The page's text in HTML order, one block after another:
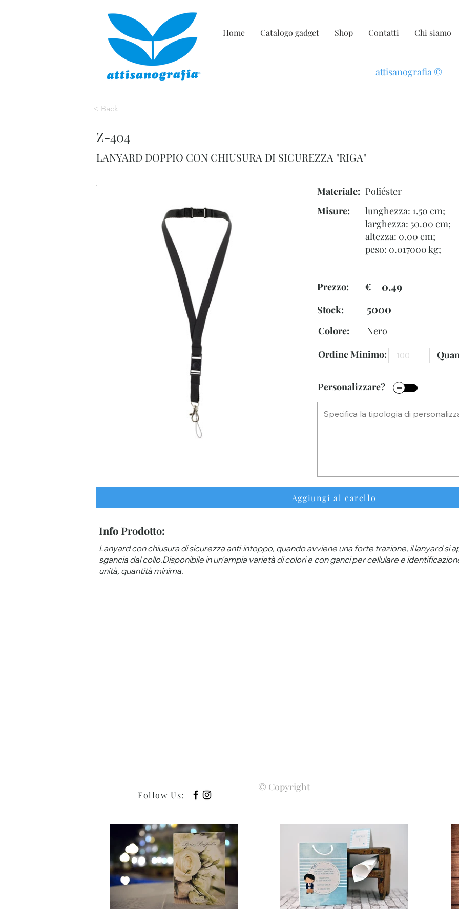
Home Catalogo gadget Shop Contatti Chi siamo
attisanografia ©
< Back
Z-404
LANYARD DOPPIO CON CHIUSURA DI SICUREZZA "RIGA"
Materiale: Poliéster
Misure:
lunghezza: 1.50 cm;
larghezza: 50.00 cm;
altezza: 0.00 cm;
peso: 0.017000 kg;
Prezzo: € 0.49
Stock: 5000
Nero
Colore:
Ordine Minimo:
Personalizzare?
Aggiungi al carello
Info Prodotto:
Lanyard con chiusura di sicurezza anti-intoppo, quando avviene una forte trazione, il lanyard si
sgancia dal collo.Disponibile in un'ampia varietà di colori e con ganci per cellulare e
unità, quantità minima.
Follow Us:
© Copyright